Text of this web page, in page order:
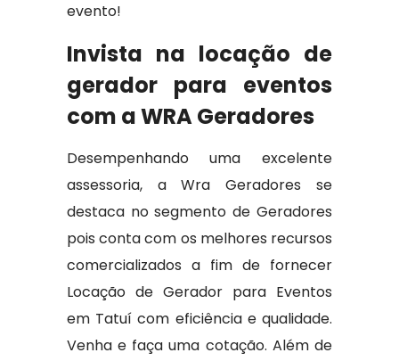
evento!
Invista na locação de
gerador para eventos
com a WRA Geradores
Desempenhando uma excelente
assessoria, a Wra Geradores se
destaca no segmento de Geradores
pois conta com os melhores recursos
comercializados a fim de fornecer
Locação de Gerador para Eventos
em Tatuí com eficiência e qualidade.
Venha e faça uma cotação. Além de